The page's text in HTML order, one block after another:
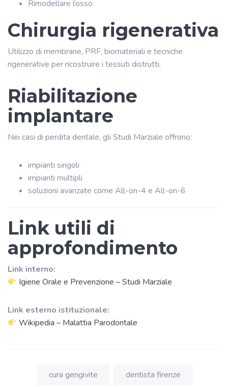
Rimodellare l’osso
Chirurgia rigenerativa
Utilizzo di membrane, PRF, biomateriali e tecniche
rigenerative per ricostruire i tessuti distrutti.
Riabilitazione
implantare
Nei casi di perdita dentale, gli Studi Marziale offrono:
impianti singoli
impianti multipli
soluzioni avanzate come All-on-4 e All-on-6
Link utili di
approfondimento
Link interno:
Igiene Orale e Prevenzione – Studi Marziale
Link esterno istituzionale:
Wikipedia – Malattia Parodontale
cura gengivite dentista firenze